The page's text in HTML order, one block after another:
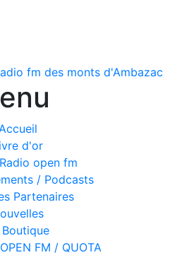
Accueil
d'or
open fm
/ Podcasts
Partenaires
Boutique
FM / QUOTA